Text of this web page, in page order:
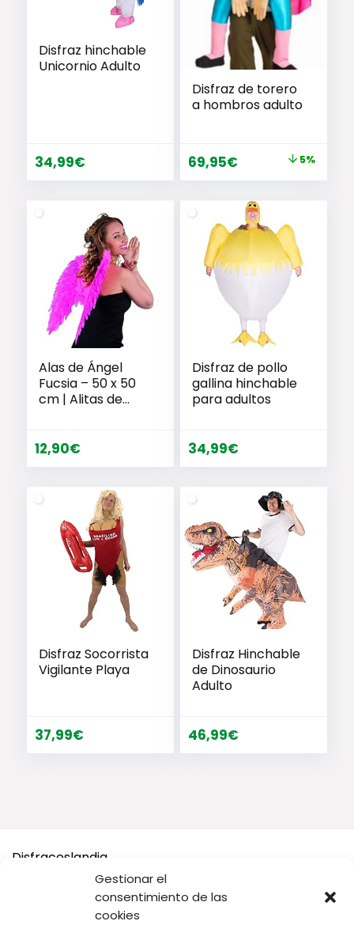
Gestionar el
consentimiento de las
cookies
Disfraz hinchable
Unicornio Adulto
34,99€
Disfraz de torero
a hombros adulto
El
precio
era:
73,99€.
69,95€El
precio
actual
es:
69,95€.
5%
Alas de Ángel
Fucsia – 50 x 50
cm | Alitas de
Accesorio
Angelito |
Despedida de
Soltera
12,90€
Disfraz de pollo
gallina hinchable
para adultos
34,99€
Disfraz Socorrista
Vigilante Playa
37,99€
Disfraz Hinchable
de Dinosaurio
Adulto
46,99€
Disfraceslandia
Buscamos Disfraces Originales y divertidos, así como todo
tipo de accesorios y complementos para tu disfraz o tus